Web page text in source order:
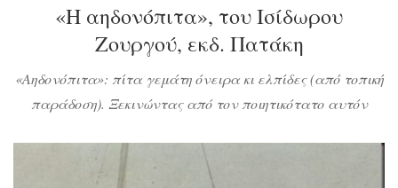
«Η αηδονόπιτα», του Ισίδωρου
Ζουργού, εκδ. Πατάκη
«Αηδονόπιτα»: πίτα γεμάτη όνειρα κι ελπίδες (από τοπική
παράδοση). Ξεκινώντας από τον ποιητικότατο αυτόν
ενός φιλέλληνα Αμερικάνου, του Θάκερεϊ Λίντον, που